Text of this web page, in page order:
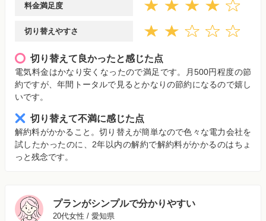
料金満足度
切り替えやすさ
切り替えて良かったと感じた点
電気料金はかなり安くなったので満足です。月500円程度の節
約ですが、年間トータルで見るとかなりの節約になるので嬉し
いです。
切り替えて不満に感じた点
解約料がかかること。切り替えが簡単なので色々な電力会社を
試したかったのに、2年以内の解約で解約料がかかるのはちょ
っと残念です。
プランがシンプルで分かりやすい
20代女性 / 愛知県